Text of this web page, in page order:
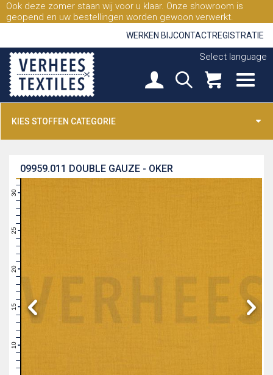
Ook deze zomer staan wij voor u klaar. Onze showroom is
geopend en uw bestellingen worden gewoon verwerkt.
WERKEN BIJCONTACTREGISTRATIE
Select language
KIES STOFFEN CATEGORIE
DOUBLE GAUZE - OKER
09959.011
11
16
21
26